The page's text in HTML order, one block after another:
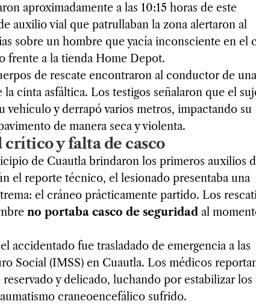
aproximadamente a las 10:15 horas de este
auxilio vial que patrullaban la zona alertaron al
sobre un hombre que yacía inconsciente en el
frente a la tienda Home Depot.
de rescate encontraron al conductor de una
cinta asfáltica. Los testigos señalaron que el
vehículo y derrapó varios metros, impactando su
de manera seca y violenta.
crítico y falta de casco
de Cuautla brindaron los primeros auxilios
el reporte técnico, el lesionado presentaba una
el cráneo prácticamente partido. Los
no portaba casco de seguridad al
accidentado fue trasladado de emergencia a las
Social (IMSS) en Cuautla. Los médicos
y delicado, luchando por estabilizar los
craneoencefálico sufrido.